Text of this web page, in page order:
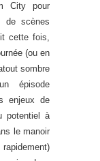
City pour
de scènes
cette fois,
(ou en
sombre
épisode
enjeux de
potentiel à
le manoir